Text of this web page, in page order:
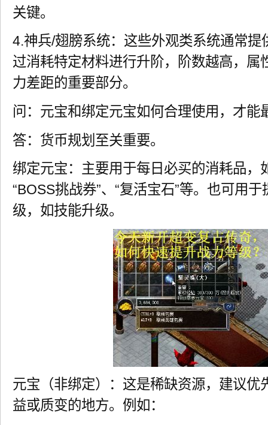
关键。
4.神兵/翅膀系统：这些外观类系统通常提
过消耗特定材料进行升阶，阶数越高，属
力差距的重要部分。
问：元宝和绑定元宝如何合理使用，才能
答：货币规划至关重要。
绑定元宝：主要用于每日必买的消耗品，
“BOSS挑战券”、“复活宝石”等。也可用
级，如技能升级。
元宝（非绑定）：这是稀缺资源，建议优
益或质变的地方。例如：